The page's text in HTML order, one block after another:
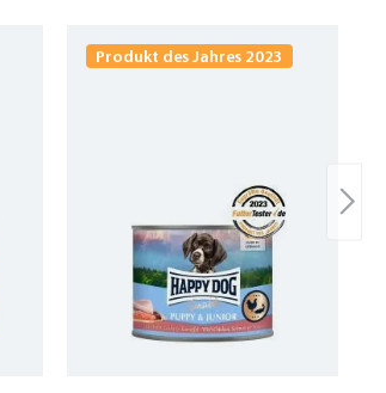
Produkt des Jahres 2023